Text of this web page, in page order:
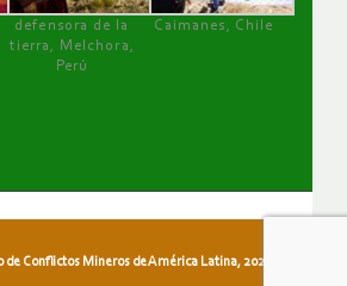
defensora de la
tierra, Melchora,
Perú
Caimanes, Chile
Conflictos Mineros de América Latina, 2026